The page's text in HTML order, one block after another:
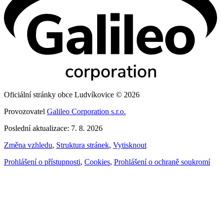
Oficiální stránky obce Ludvíkovice © 2026
Provozovatel Galileo Corporation s.r.o.
Poslední aktualizace: 7. 8. 2026
Změna vzhledu, Struktura stránek, Vytisknout
Prohlášení o přístupnosti, Cookies, Prohlášení o ochraně soukromí